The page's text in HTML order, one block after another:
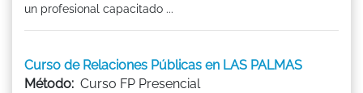
un profesional capacitado ...
Curso de Relaciones Públicas en LAS PALMAS
Método: Curso FP Presencial